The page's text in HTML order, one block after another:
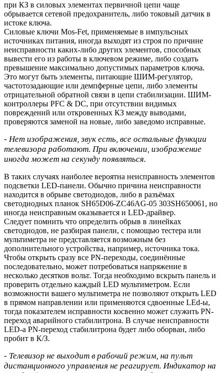
при КЗ в силовых элементах первичной цепи чаще
обрывается сетевой предохранитель, либо токовый датчик в
истоке ключа.
Силовые ключи Mos-Fet, применяемые в импульсных
источниках питания, иногда выходят из строя по причине
неисправности каких-либо других элементов, способных
вывести его из работы в ключевом режиме, либо создать
превышение максимально допустимых параметров ключа.
Это могут быть элементы, питающие ШИМ-регулятор,
частотозадающие или демпферные цепи, либо элементы
отрицательной обратной связи в цепи стабилизации. ШИМ-
контроллеры PFC & DC, при отсутствии видимых
повреждений или откровенных КЗ между выводами,
проверяются заменой на новые, либо заведомо исправные.
- Нет изображения, звук есть, все остальные функции
телевизора работают. При включении, изображение
иногда может на секунду появляться.
В таких случаях наиболее вероятна неисправность элементов
подсветки LED-панели. Обычно причина неисправности
находится в обрыве светодиодов, либо в разъёмах
светодиодных планок SH65D06-ZC46AG-05 303SH650061, но
иногда неисправным оказывается и LED-драйвер.
Следует помнить что определить обрыв в линейках
светодиодов, не разбирая панели, с помощью тестера или
мультиметра не представляется возможным без
дополнительного устройства, например, источника тока.
Чтобы открыть сразу все PN-переходы, соединённые
последовательно, может потребоваться напряжение в
несколько десятков вольт. Тогда необходимо вскрыть панель и
проверить отдельно каждый LED мультиметром. Если
возможности вашего мультиметра не позволяют открыть LED
в прямом направлении или применяются сдвоенные LEd-ы,
тогда показателем исправности косвенно может служить PN-
переход аварийного стабилитрона. В случае неисправности
LED-a PN-переход стабилитрона будет либо оборван, либо
пробит в К/З.
- Телевизор не выходит в рабочий режим, на пульт
дистанционного управления не реагирует. Индикатор на